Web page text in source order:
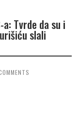
Tvrde da su i
slali